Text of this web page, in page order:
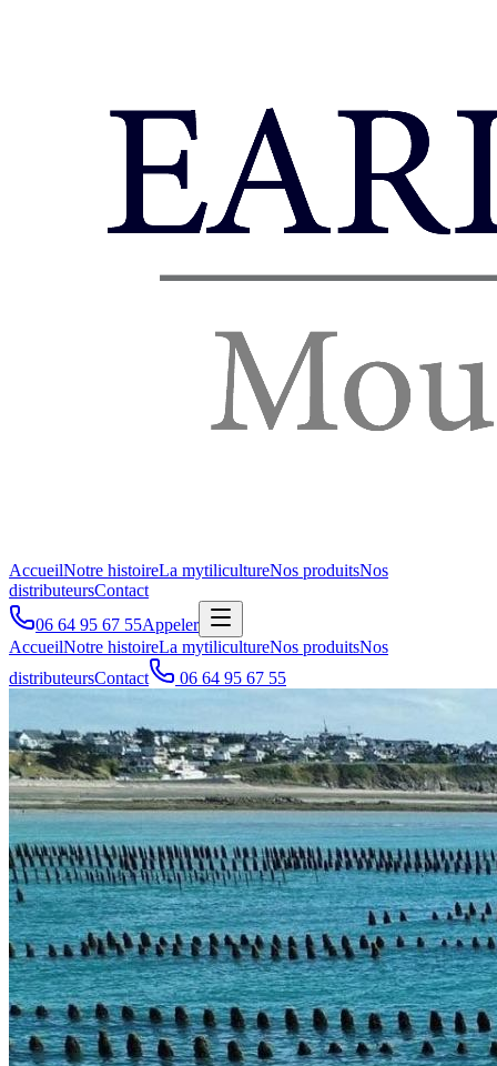
AccueilNotre histoireLa mytilicultureNos produitsNos
distributeursContact
06 64 95 67 55Appeler
AccueilNotre histoireLa mytilicultureNos produitsNos
distributeursContact 06 64 95 67 55